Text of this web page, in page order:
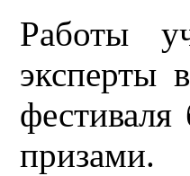
Работы
эксперты
призами.